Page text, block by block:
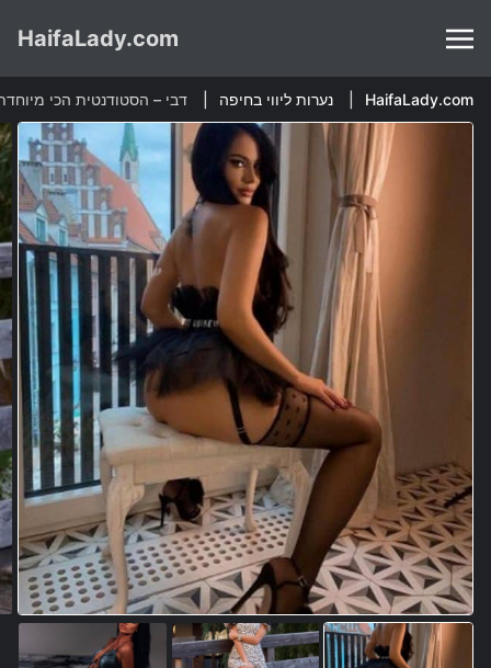
HaifaLady.com
HaifaLady.com נערות ליווי בחיפה דבי – הסטודנטית הכי מיוחדת בת